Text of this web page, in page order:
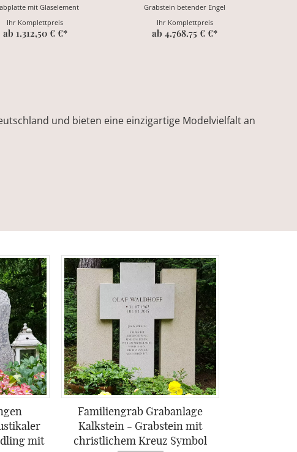
mit Glaselement
Ihr Komplettpreis
ab 1.312,50 € €*
Grabstein betender Engel
Ihr Komplettpreis
ab 4.768.75 € €*
und bieten eine einzigartige Modelvielfalt an
mit
Familiengrab Grabanlage
Kalkstein - Grabstein mit
christlichem Kreuz Symbol